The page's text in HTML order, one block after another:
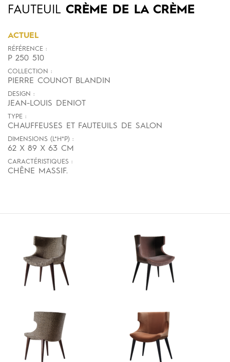
FAUTEUIL CRÈME DE LA CRÈME
ACTUEL
RÉFÉRENCE :
P 250 510
COLLECTION :
PIERRE COUNOT BLANDIN
DESIGN :
JEAN-LOUIS DENIOT
TYPE :
CHAUFFEUSES ET FAUTEUILS DE SALON
DIMENSIONS (L*H*P) :
62 X 89 X 63 CM
CARACTÉRISTIQUES :
CHÊNE MASSIF.